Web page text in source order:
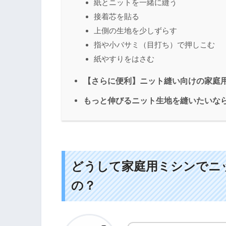
紙とニットを一緒に縫う
接着芯を貼る
上側の生地を少しずらす
指や小バサミ（目打ち）で押しこむ
紙やすりをはさむ
【さらに便利】ニット縫い向けの家庭
もっと伸びるニット生地を縫いたいな
どうして家庭用ミシンで
の？